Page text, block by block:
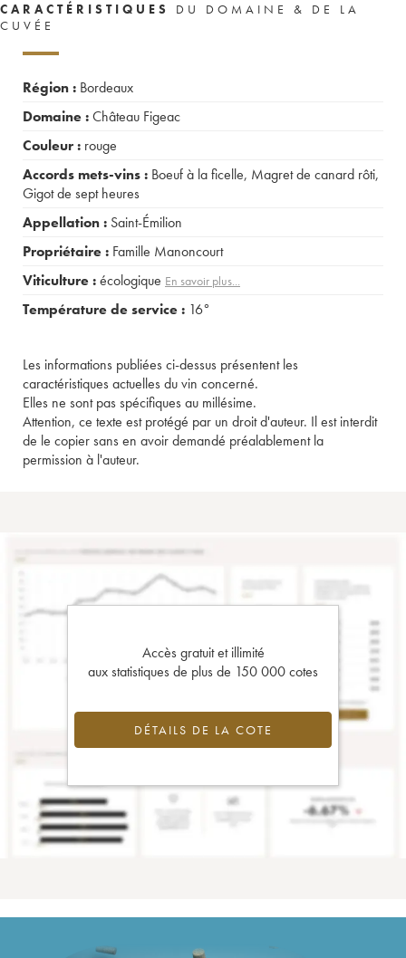
CARACTÉRISTIQUES
DU DOMAINE & DE LA
CUVÉE
Région : Bordeaux
Domaine :Château Figeac
Couleur : rouge
Accords mets-vins : Boeuf à la ficelle, Magret de canard rôti,
Gigot de sept heures
Appellation : Saint-Émilion
Propriétaire : Famille Manoncourt
Viticulture :écologique En savoir plus...
Température de service : 16°
Les informations publiées ci-dessus présentent les
caractéristiques actuelles du vin concerné.
Elles ne sont pas spécifiques au millésime.
Attention, ce texte est protégé par un droit d'auteur. Il est interdit
de le copier sans en avoir demandé préalablement la
permission à l'auteur.
Accès gratuit et illimité
aux statistiques de plus de 150 000 cotes
DÉTAILS DE LA COTE